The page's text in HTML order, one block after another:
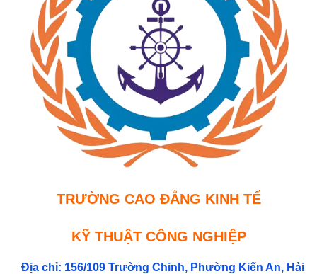
TRƯỜNG CAO ĐẲNG KINH TẾ
KỸ THUẬT CÔNG NGHIỆP
Địa chỉ: 156/109 Trường Chinh, Phường Kiến An, Hải